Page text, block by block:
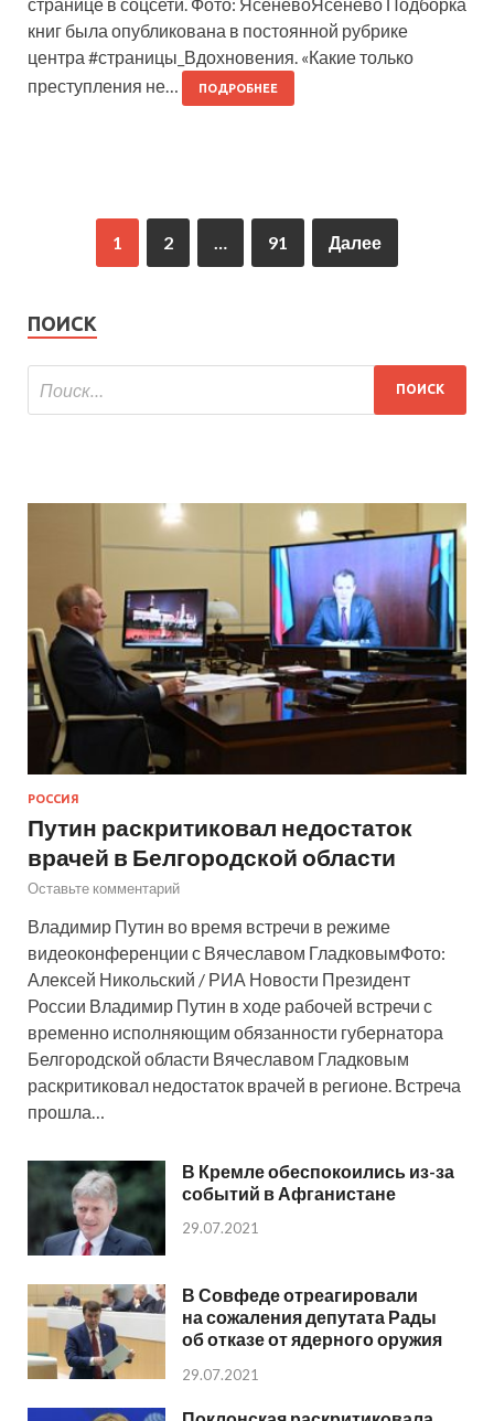
книг была опубликована в постоянной рубрике
центра #страницы_Вдохновения. «Какие только
преступления не…
ПОДРОБНЕЕ
1 2 91 Далее
ПОИСК
РОССИЯ
Путин раскритиковал недостаток
врачей в Белгородской области
Оставьте комментарий
Владимир Путин во время встречи в режиме
видеоконференции с Вячеславом ГладковымФото:
Алексей Никольский / РИА Новости Президент
России Владимир Путин в ходе рабочей встречи с
временно исполняющим обязанности губернатора
Белгородской области Вячеславом Гладковым
раскритиковал недостаток врачей в регионе. Встреча
прошла…
В Кремле обеспокоились из-за
событий в Афганистане
29.07.2021
В Совфеде отреагировали
на сожаления депутата Рады
об отказе от ядерного оружия
29.07.2021